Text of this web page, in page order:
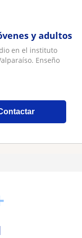
y adultos
en el instituto
Enseño